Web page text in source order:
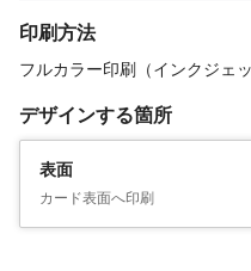
印刷方法
フルカラー印刷（インクジェ
デザインする箇所
表面
カード表面へ印刷